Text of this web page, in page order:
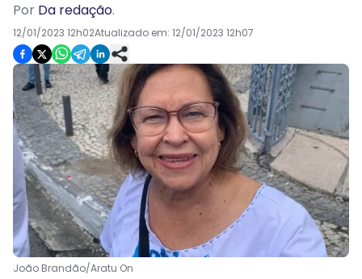
Por Da redação.
12/01/2023 12h02Atualizado em: 12/01/2023 12h07
João Brandão/Aratu On